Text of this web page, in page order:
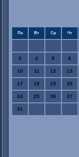
Пн Вт Ср Чт
3 4 5 6
10 11 12 13
17 18 19 20
24 25 26 27
31